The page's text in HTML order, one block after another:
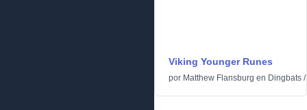
Viking Younger Runes
por Matthew Flansburg en Dingbats /